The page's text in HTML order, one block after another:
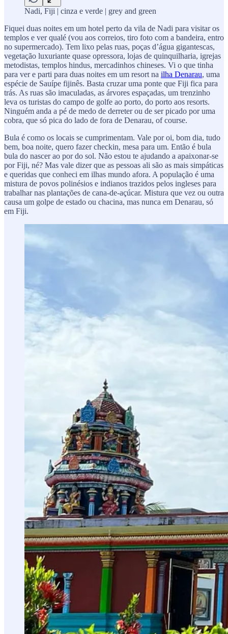
Nadi, Fiji | cinza e verde | grey and green
Fiquei duas noites em um hotel perto da vila de Nadi para visitar os
templos e ver qualé (vou aos correios, tiro foto com a bandeira, entro
no supermercado). Tem lixo pelas ruas, poças d’água gigantescas,
vegetação luxuriante quase opressora, lojas de quinquilharia, igrejas
metodistas, templos hindus, mercadinhos chineses. Vi o que tinha
para ver e parti para duas noites em um resort na ilha Denarau, uma
espécie de Sauípe fijinês. Basta cruzar uma ponte que Fiji fica para
trás. As ruas são imaculadas, as árvores espaçadas, um trenzinho
leva os turistas do campo de golfe ao porto, do porto aos resorts.
Ninguém anda a pé de medo de derreter ou de ser picado por uma
cobra, que só pica do lado de fora de Denarau, of course.
Bula é como os locais se cumprimentam. Vale por oi, bom dia, tudo
bem, boa noite, quero fazer checkin, mesa para um. Então é bula
bula do nascer ao por do sol. Não estou te ajudando a apaixonar-se
por Fiji, né? Mas vale dizer que as pessoas ali são as mais simpáticas
e queridas que conheci em ilhas mundo afora. A população é uma
mistura de povos polinésios e indianos trazidos pelos ingleses para
trabalhar nas plantações de cana-de-açúcar. Mistura que vez ou outra
causa um golpe de estado ou chacina, mas nunca em Denarau, só
em Fiji.